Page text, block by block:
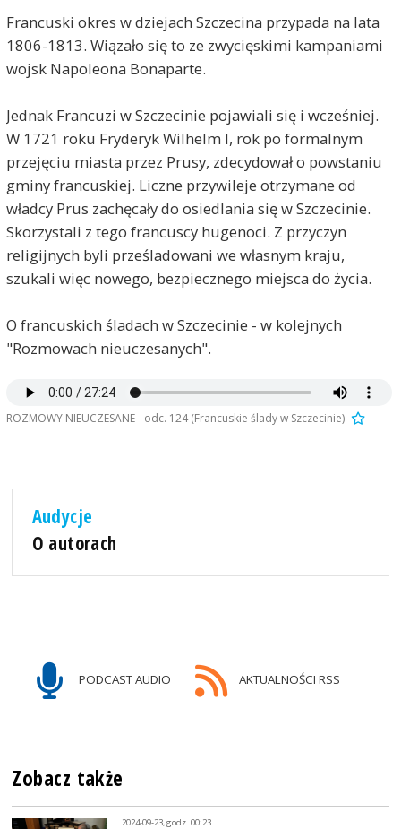
Francuski okres w dziejach Szczecina przypada na lata
1806-1813. Wiązało się to ze zwycięskimi kampaniami
wojsk Napoleona Bonaparte.
Jednak Francuzi w Szczecinie pojawiali się i wcześniej.
W 1721 roku Fryderyk Wilhelm I, rok po formalnym
przejęciu miasta przez Prusy, zdecydował o powstaniu
gminy francuskiej. Liczne przywileje otrzymane od
władcy Prus zachęcały do osiedlania się w Szczecinie.
Skorzystali z tego francuscy hugenoci. Z przyczyn
religijnych byli prześladowani we własnym kraju,
szukali więc nowego, bezpiecznego miejsca do życia.
O francuskich śladach w Szczecinie - w kolejnych
"Rozmowach nieuczesanych".
ROZMOWY NIEUCZESANE - odc. 124 (Francuskie ślady w Szczecinie)
Audycje
O autorach
PODCAST AUDIO AKTUALNOŚCI RSS
Zobacz także
2024-09-23, godz. 00:23